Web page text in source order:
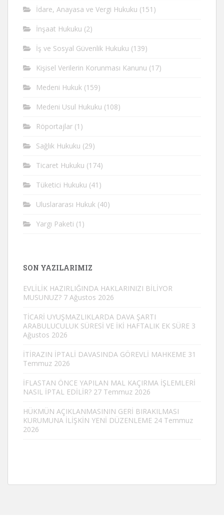
İdare, Anayasa ve Vergi Hukuku (151)
İnşaat Hukuku (2)
İş ve Sosyal Güvenlik Hukuku (139)
Kişisel Verilerin Korunması Kanunu (17)
Medeni Hukuk (159)
Medeni Usul Hukuku (108)
Röportajlar (1)
Sağlık Hukuku (29)
Ticaret Hukuku (174)
Tüketici Hukuku (41)
Uluslararası Hukuk (40)
Yargı Paketi (1)
SON YAZILARIMIZ
EVLİLİK HAZIRLIĞINDA HAKLARINIZI BİLİYOR
MUSUNUZ? 7 Ağustos 2026
TİCARİ UYUŞMAZLIKLARDA DAVA ŞARTI
ARABULUCULUK SÜRESİ VE İKİ HAFTALIK EK SÜRE 3
Ağustos 2026
İTİRAZIN İPTALİ DAVASINDA GÖREVLİ MAHKEME 31
Temmuz 2026
İFLASTAN ÖNCE YAPILAN MAL KAÇIRMA İŞLEMLERİ
NASIL İPTAL EDİLİR? 27 Temmuz 2026
HÜKMÜN AÇIKLANMASININ GERİ BIRAKILMASI
KURUMUNA İLİŞKİN YENİ DÜZENLEME 24 Temmuz
2026